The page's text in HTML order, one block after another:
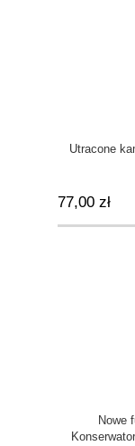
Utracone
77,00 zł
Nowe